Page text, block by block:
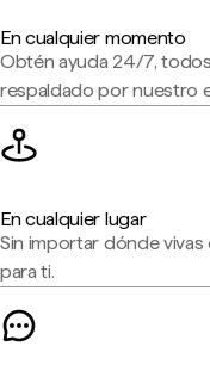
En cualquier momento
Obtén ayuda 24/7,
respaldado por nuestro
En cualquier lugar
Sin importar dónde vivas
para ti.